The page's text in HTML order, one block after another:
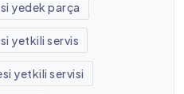
yedek parça
yetkili servis
yetkili servisi